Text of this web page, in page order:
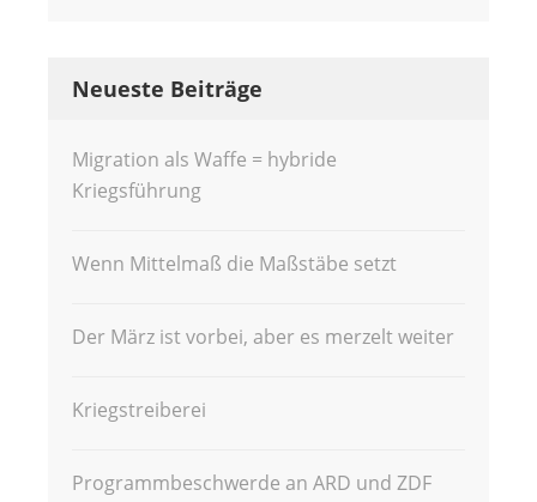
Neueste Beiträge
Migration als Waffe = hybride
Kriegsführung
Wenn Mittelmaß die Maßstäbe setzt
Der März ist vorbei, aber es merzelt weiter
Kriegstreiberei
Programmbeschwerde an ARD und ZDF